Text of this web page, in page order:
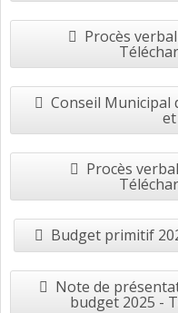
Procès
Conseil Municipal
Procès
Budget primitif
Note de
budget 2025 -